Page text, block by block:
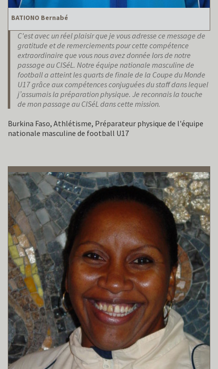
BATIONO Bernabé
C'est avec un réel plaisir que je vous adresse ce message de
gratitude et de remerciements pour cette compétence
extraordinaire que vous nous avez donnée lors de notre
passage au CISéL. Notre équipe nationale masculine de
football a atteint les quarts de finale de la Coupe du Monde
U17 grâce aux compétences conjuguées du staff dans lequel
j’assumais la préparation physique. Je reconnais la touche
de mon passage au CISéL dans cette mission.
Burkina Faso, Athlétisme, Préparateur physique de l'équipe
nationale masculine de football U17